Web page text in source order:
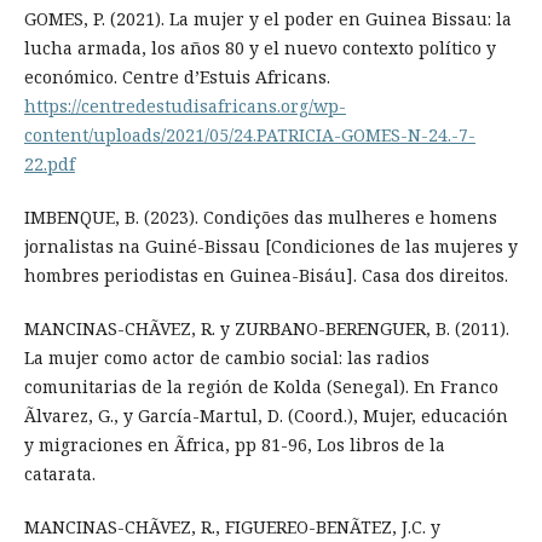
GOMES, P. (2021). La mujer y el poder en Guinea Bissau: la
lucha armada, los años 80 y el nuevo contexto político y
económico. Centre d’Estuis Africans.
https://centredestudisafricans.org/wp-
content/uploads/2021/05/24.PATRICIA-GOMES-N-24.-7-
22.pdf
IMBENQUE, B. (2023). Condições das mulheres e homens
jornalistas na Guiné-Bissau [Condiciones de las mujeres y
hombres periodistas en Guinea-Bisáu]. Casa dos direitos.
MANCINAS-CHÃVEZ, R. y ZURBANO-BERENGUER, B. (2011).
La mujer como actor de cambio social: las radios
comunitarias de la región de Kolda (Senegal). En Franco
Ãlvarez, G., y García-Martul, D. (Coord.), Mujer, educación
y migraciones en Ãfrica, pp 81-96, Los libros de la
catarata.
MANCINAS-CHÃVEZ, R., FIGUEREO-BENÃTEZ, J.C. y